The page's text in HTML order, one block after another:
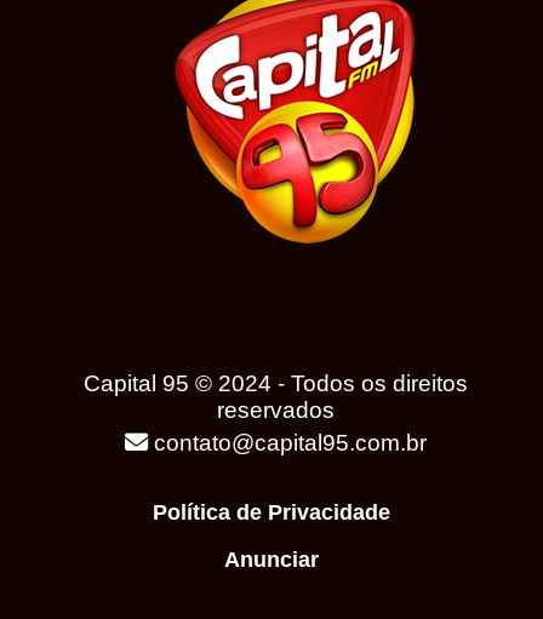
Capital 95 © 2024 - Todos os direitos
reservados
contato@capital95.com.br
Política de Privacidade
Anunciar